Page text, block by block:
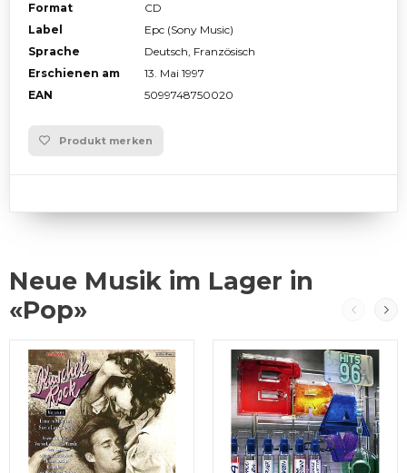
Format
CD
Label
Epc (Sony Music)
Sprache
Deutsch, Französisch
Erschienen am
13. Mai 1997
EAN
5099748750020
Produkt merken
Neue Musik im Lager in
«Pop»